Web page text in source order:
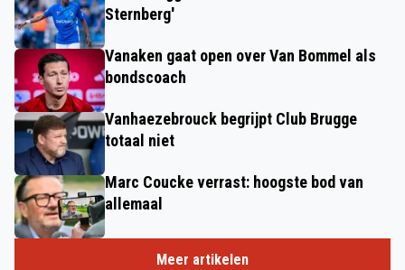
Sternberg'
Vanaken gaat open over Van Bommel als
bondscoach
Vanhaezebrouck begrijpt Club Brugge
totaal niet
Marc Coucke verrast: hoogste bod van
allemaal
Meer artikelen